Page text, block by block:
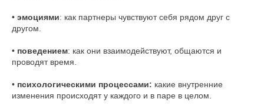
• эмоциями: как партнеры чувствуют себя рядом друг с
другом.
• поведением: как они взаимодействуют, общаются и
проводят время.
• психологическими процессами: какие внутренние
изменения происходят у каждого и в паре в целом.